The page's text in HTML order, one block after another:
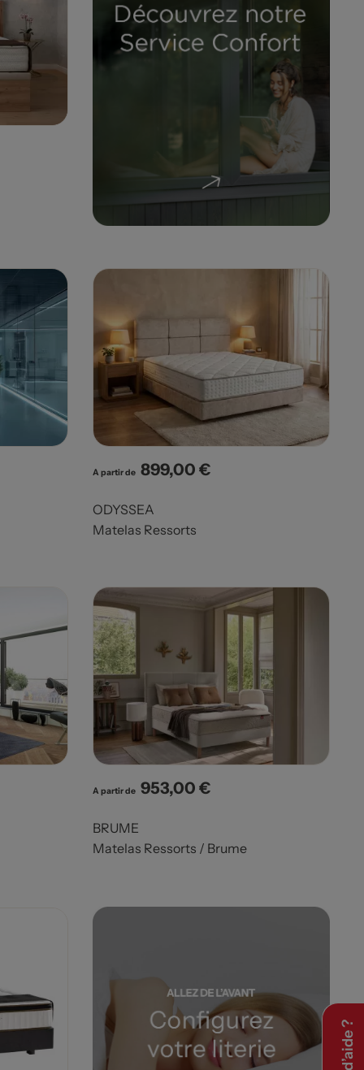
A partir de Prix
899,00 €
ODYSSEA
Matelas Ressorts
A partir de Prix
953,00 €
BRUME
Matelas Ressorts / Brume